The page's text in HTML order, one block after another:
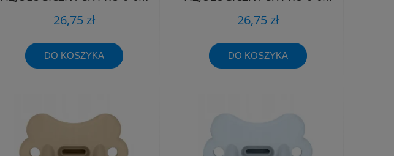
26,75 zł
DO KOSZYKA
26,75 zł
DO KOSZYKA